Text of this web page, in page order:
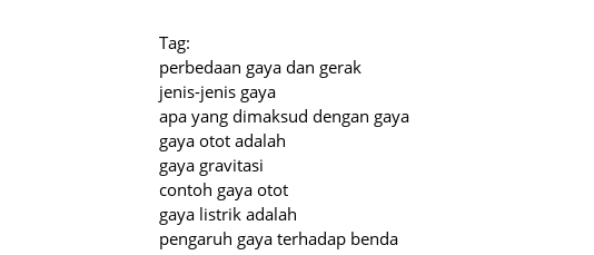
Tag:
perbedaan gaya dan gerak
jenis-jenis gaya
apa yang dimaksud dengan gaya
gaya otot adalah
gaya gravitasi
contoh gaya otot
gaya listrik adalah
pengaruh gaya terhadap benda